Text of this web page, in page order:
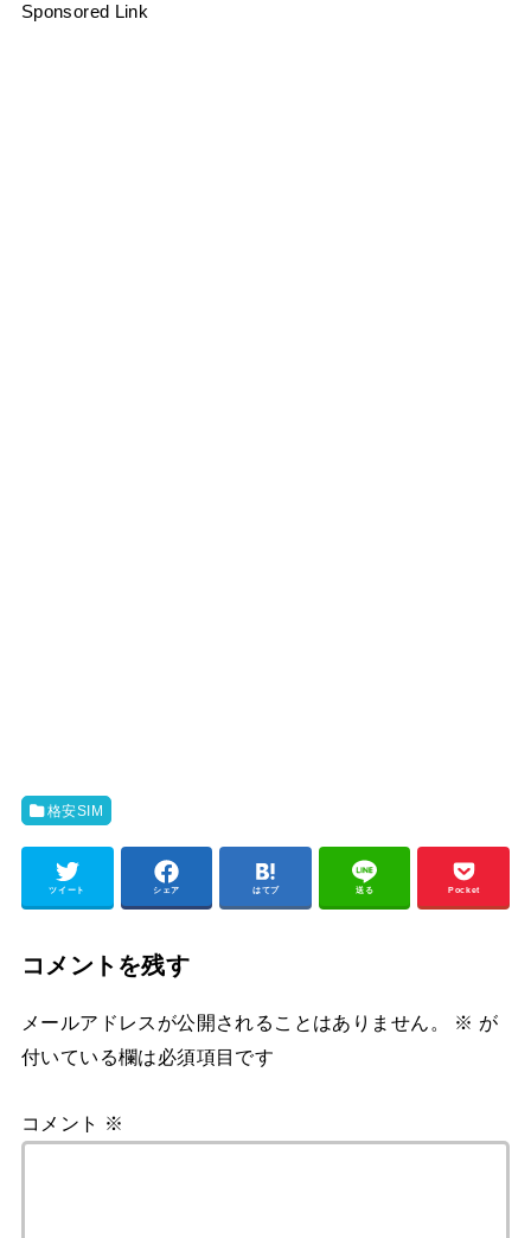
Sponsored Link
格安SIM
ツイート シェア はてブ 送る Pocket
コメントを残す
メールアドレスが公開されることはありません。 ※ が
付いている欄は必須項目です
コメント ※